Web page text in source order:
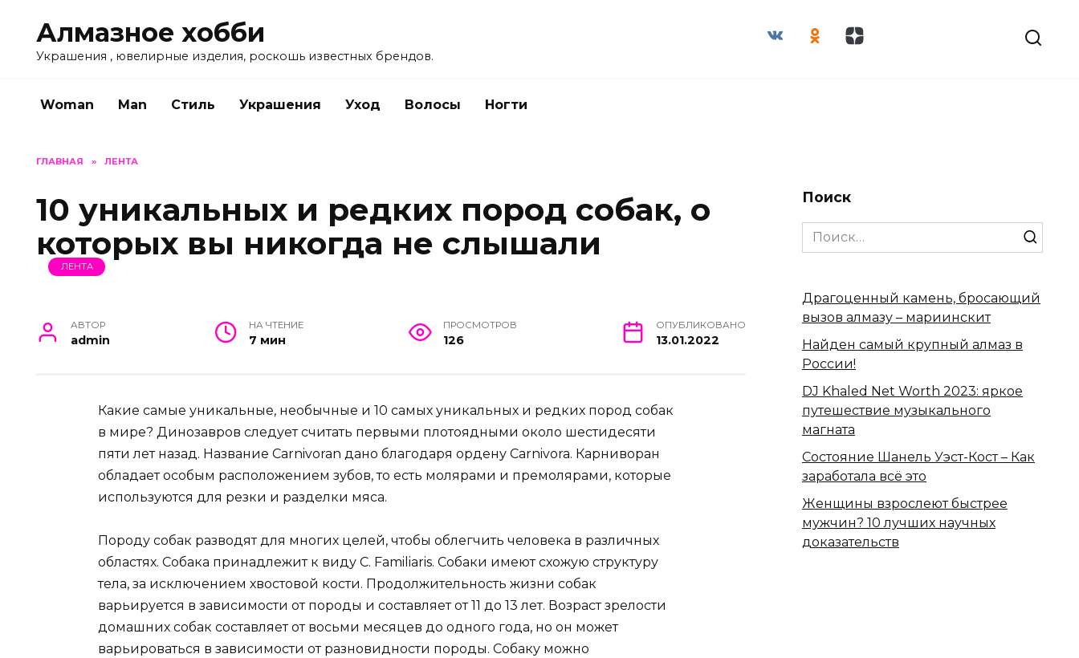
содержанию
Алмазное хобби
Украшения , ювелирные изделия, роскошь известных брендов.
Woman Man Стиль Украшения Уход Волосы Ногти
ГЛАВНАЯ » ЛЕНТА
10 уникальных и редких пород собак, о
которых вы никогда не слышали
ЛЕНТА
АВТОР
admin
НА ЧТЕНИЕ
7 мин
ПРОСМОТРОВ
126
ОПУБЛИКОВАНО
13.01.2022
Какие самые уникальные, необычные и 10 самых уникальных и редких пород собак
в мире? Динозавров следует считать первыми плотоядными около шестидесяти
пяти лет назад. Название Carnivoran дано благодаря ордену Carnivora. Карниворан
обладает особым расположением зубов, то есть молярами и премолярами, которые
используются для резки и разделки мяса.
Породу собак разводят для многих целей, чтобы облегчить человека в различных
областях. Собака принадлежит к виду C. Familiaris. Собаки имеют схожую структуру
тела, за исключением хвостовой кости. Продолжительность жизни собак
варьируется в зависимости от породы и составляет от 11 до 13 лет. Возраст зрелости
домашних собак составляет от восьми месяцев до одного года, но он может
варьироваться в зависимости от разновидности породы. Собаку можно
Поиск
Search
for:
Драгоценный камень, бросающий
вызов алмазу – мариинскит
Найден самый крупный алмаз в
России!
DJ Khaled Net Worth 2023: яркое
путешествие музыкального
магната
Состояние Шанель Уэст-Кост – Как
заработала всё это
Женщины взрослеют быстрее
мужчин? 10 лучших научных
доказательств